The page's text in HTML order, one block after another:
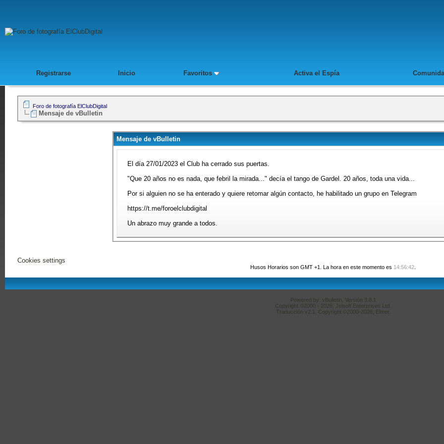
Registrarse Inicio Favoritos Activa el Espía
Foro de fotografía ElClubDigital
Mensaje de vBulletin
Mensaje de vBulletin
El día 27/01/2023 el Club ha cerrado sus puertas.
"Que 20 años no es nada, que febril la mirada..." decía el tango de Gardel. 20 años, toda una vida...
Por si alguien no se ha enterado y quiere retomar algún contacto, he habilitado un grupo en Telegram
https://t.me/foroelclubdigital
Un abrazo muy grande a todos.
Cookies settings
Husos Horarios son GMT +1. La hora en este momento es 14:56:42
Powered by: vBulletin, Versión 3.8.1
Copyright ©2000 - 2026, Jelsoft Enterprises Ltd.
Traducción v2.1, Copyright ©2000-2026,
Elmer.